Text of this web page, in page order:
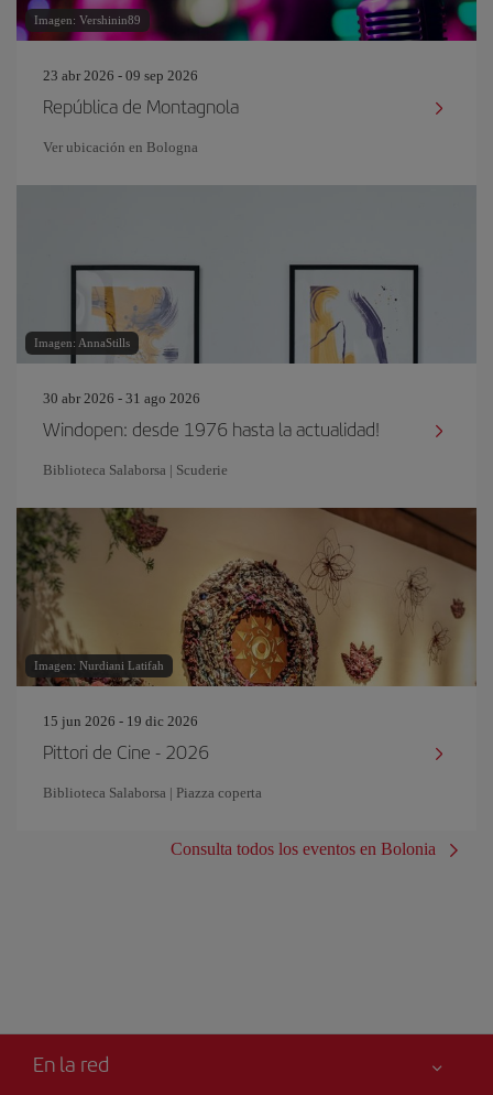
Imagen: Vershinin89
23 abr 2026 - 09 sep 2026
República de Montagnola
Ver ubicación en Bologna
Imagen: AnnaStills
30 abr 2026 - 31 ago 2026
Windopen: desde 1976 hasta la actualidad!
Biblioteca Salaborsa | Scuderie
Imagen: Nurdiani Latifah
15 jun 2026 - 19 dic 2026
Pittori de Cine - 2026
Biblioteca Salaborsa | Piazza coperta
Consulta todos los eventos en Bolonia
En la red